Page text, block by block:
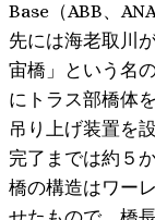
Base（ABB、
先には海老取川
宙橋」という名
にトラス部橋体
吊り上げ装置を
完了までは約５
橋の構造はワー